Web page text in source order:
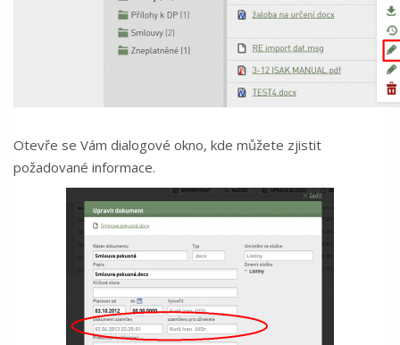
Otevře se Vám dialogové okno, kde můžete zjistit
požadované informace.